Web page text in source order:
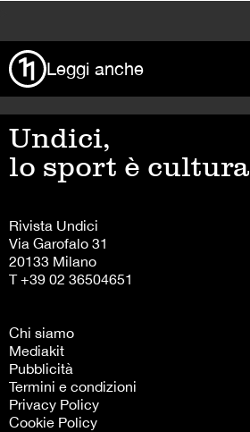
Leggi anche
Undici,
lo sport è cultura
Rivista Undici
Via Garofalo 31
20133 Milano
T +39 02 36504651
Chi siamo
Mediakit
Pubblicità
Termini e condizioni
Privacy Policy
Cookie Policy